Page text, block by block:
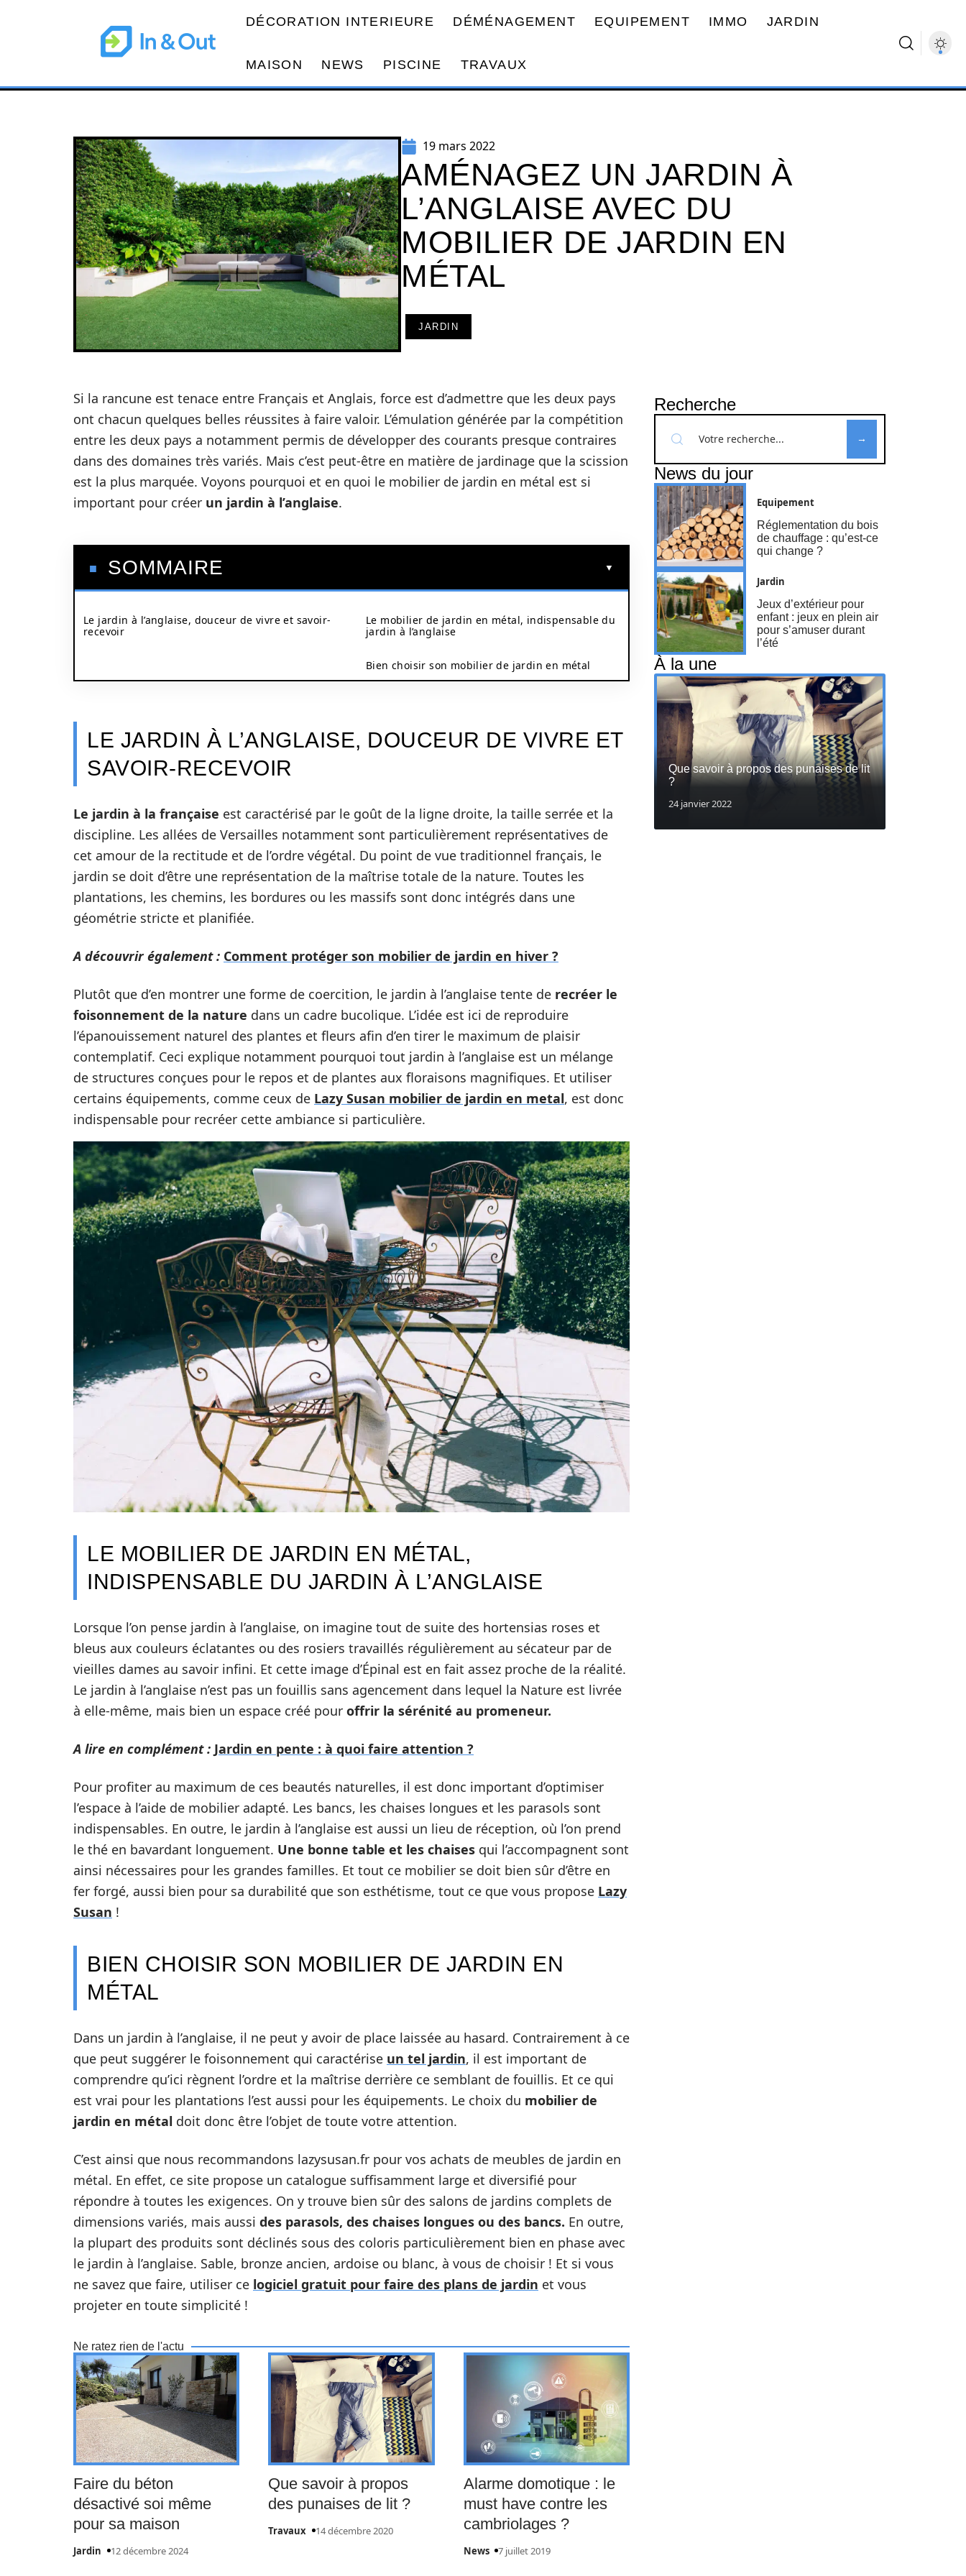
DÉCORATION INTERIEURE DÉMÉNAGEMENT EQUIPEMENT IMMO JARDIN
MAISON NEWS PISCINE TRAVAUX
19 mars 2022
AMÉNAGEZ UN JARDIN À
L’ANGLAISE AVEC DU
MOBILIER DE JARDIN EN
MÉTAL
JARDIN
Si la rancune est tenace entre Français et Anglais, force est d’admettre que les deux pays
ont chacun quelques belles réussites à faire valoir. L’émulation générée par la compétition
entre les deux pays a notamment permis de développer des courants presque contraires
dans des domaines très variés. Mais c’est peut-être en matière de jardinage que la scission
est la plus marquée. Voyons pourquoi et en quoi le mobilier de jardin en métal est si
important pour créer un jardin à l’anglaise.
SOMMAIRE
Le jardin à l’anglaise, douceur de vivre et savoir-
recevoir
Le mobilier de jardin en métal, indispensable du
jardin à l’anglaise
Bien choisir son mobilier de jardin en métal
LE JARDIN À L’ANGLAISE, DOUCEUR DE VIVRE ET
SAVOIR-RECEVOIR
Le jardin à la française est caractérisé par le goût de la ligne droite, la taille serrée et la
discipline. Les allées de Versailles notamment sont particulièrement représentatives de
cet amour de la rectitude et de l’ordre végétal. Du point de vue traditionnel français, le
jardin se doit d’être une représentation de la maîtrise totale de la nature. Toutes les
plantations, les chemins, les bordures ou les massifs sont donc intégrés dans une
géométrie stricte et planifiée.
A découvrir également : Comment protéger son mobilier de jardin en hiver ?
Plutôt que d’en montrer une forme de coercition, le jardin à l’anglaise tente de recréer le
foisonnement de la nature dans un cadre bucolique. L’idée est ici de reproduire
l’épanouissement naturel des plantes et fleurs afin d’en tirer le maximum de plaisir
contemplatif. Ceci explique notamment pourquoi tout jardin à l’anglaise est un mélange
de structures conçues pour le repos et de plantes aux floraisons magnifiques. Et utiliser
certains équipements, comme ceux de Lazy Susan mobilier de jardin en metal, est donc
indispensable pour recréer cette ambiance si particulière.
LE MOBILIER DE JARDIN EN MÉTAL,
INDISPENSABLE DU JARDIN À L’ANGLAISE
Lorsque l’on pense jardin à l’anglaise, on imagine tout de suite des hortensias roses et
bleus aux couleurs éclatantes ou des rosiers travaillés régulièrement au sécateur par de
vieilles dames au savoir infini. Et cette image d’Épinal est en fait assez proche de la réalité.
Le jardin à l’anglaise n’est pas un fouillis sans agencement dans lequel la Nature est livrée
à elle-même, mais bien un espace créé pour offrir la sérénité au promeneur.
A lire en complément : Jardin en pente : à quoi faire attention ?
Pour profiter au maximum de ces beautés naturelles, il est donc important d’optimiser
l’espace à l’aide de mobilier adapté. Les bancs, les chaises longues et les parasols sont
indispensables. En outre, le jardin à l’anglaise est aussi un lieu de réception, où l’on prend
le thé en bavardant longuement. Une bonne table et les chaises qui l’accompagnent sont
ainsi nécessaires pour les grandes familles. Et tout ce mobilier se doit bien sûr d’être en
fer forgé, aussi bien pour sa durabilité que son esthétisme, tout ce que vous propose Lazy
Susan !
BIEN CHOISIR SON MOBILIER DE JARDIN EN
MÉTAL
Dans un jardin à l’anglaise, il ne peut y avoir de place laissée au hasard. Contrairement à ce
que peut suggérer le foisonnement qui caractérise un tel jardin, il est important de
comprendre qu’ici règnent l’ordre et la maîtrise derrière ce semblant de fouillis. Et ce qui
est vrai pour les plantations l’est aussi pour les équipements. Le choix du mobilier de
jardin en métal doit donc être l’objet de toute votre attention.
C’est ainsi que nous recommandons lazysusan.fr pour vos achats de meubles de jardin en
métal. En effet, ce site propose un catalogue suffisamment large et diversifié pour
répondre à toutes les exigences. On y trouve bien sûr des salons de jardins complets de
dimensions variés, mais aussi des parasols, des chaises longues ou des bancs. En outre,
la plupart des produits sont déclinés sous des coloris particulièrement bien en phase avec
le jardin à l’anglaise. Sable, bronze ancien, ardoise ou blanc, à vous de choisir ! Et si vous
ne savez que faire, utiliser ce logiciel gratuit pour faire des plans de jardin et vous
projeter en toute simplicité !
Ne ratez rien de l'actu
Faire du béton
désactivé soi même
pour sa maison
Jardin 12 décembre 2024
Que savoir à propos
des punaises de lit ?
Travaux 14 décembre 2020
Alarme domotique : le
must have contre les
cambriolages ?
News 7 juillet 2019
Recherche
News du jour
Equipement
Réglementation du bois
de chauffage : qu’est-ce
qui change ?
Jardin
Jeux d’extérieur pour
enfant : jeux en plein air
pour s’amuser durant
l’été
À la une
Que savoir à propos des punaises de lit
?
24 janvier 2022